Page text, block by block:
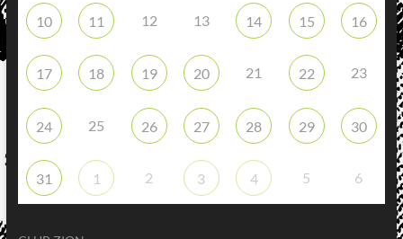
10 11 12 13 14 15 16
17 18 19 20 21 22 23
24 25 26 27 28 29 30
31 1 2 3 4 5 6